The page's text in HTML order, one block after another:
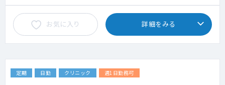
お気に入り 詳細をみる
定期 日勤 クリニック 週1日勤務可